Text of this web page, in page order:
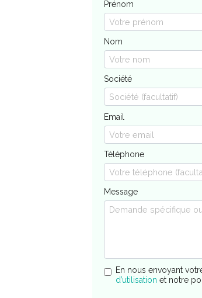
Prénom
Nom
Société
Email
Téléphone
Message
En nous envoyant
d’utilisation et notre